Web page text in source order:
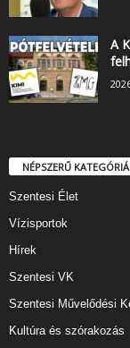
A
NÉPSZERŰ
Szentesi Élet
Vízisportok
Hírek
Szentesi VK
Szentesi Művelődési
Kultúra és szórakozás